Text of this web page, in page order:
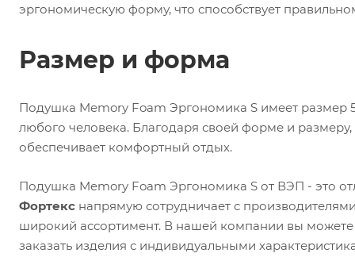
эргономическую форму, что способствует
Размер и форма
Подушка Memory Foam Эргономика S имеет размер
любого человека. Благодаря своей форме и
обеспечивает комфортный отдых.
Подушка Memory Foam Эргономика S от ВЭП - это
Фортекс напрямую сотрудничает с
широкий ассортимент. В нашей компании вы
заказать изделия с индивидуальными